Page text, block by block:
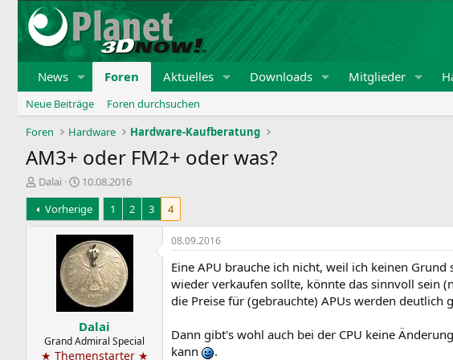
News Foren Aktuelles Downloads Mitglieder
Neue Beiträge
Foren durchsuchen
Foren
Hardware Hardware-Kaufberatung
AM3+ oder FM2+ oder was?
E
r
s
t
Dalai
E
r
s
t
e
l
l
t
a
m
10.08.2016
Vorherige
1 2 3 4
Dalai
Grand Admiral Special
★ Themenstarter ★
08.09.2016
Eine APU brauche ich nicht, weil ich keinen
wieder verkaufen sollte, könnte das sinnvoll sein
die Preise für (gebrauchte) APUs werden deutlich
Dann gibt's wohl auch bei der CPU keine
kann
.